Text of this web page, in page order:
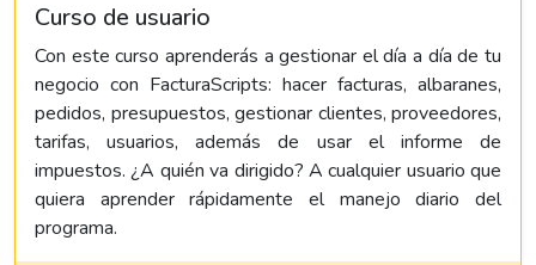
Curso de usuario
Con este curso aprenderás a gestionar el día a día de tu
negocio con FacturaScripts: hacer facturas, albaranes,
pedidos, presupuestos, gestionar clientes, proveedores,
tarifas, usuarios, además de usar el informe de
impuestos. ¿A quién va dirigido? A cualquier usuario que
quiera aprender rápidamente el manejo diario del
programa.